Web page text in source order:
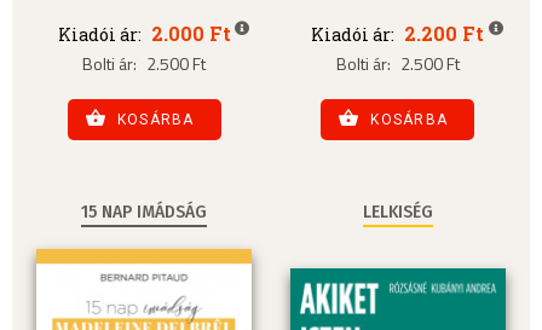
Kiadói ár: 2.000 Ft
Bolti ár: 2.500 Ft
KOSÁRBA
Kiadói ár: 2.200 Ft
Bolti ár: 2.500 Ft
KOSÁRBA
15 NAP IMÁDSÁG LELKISÉG